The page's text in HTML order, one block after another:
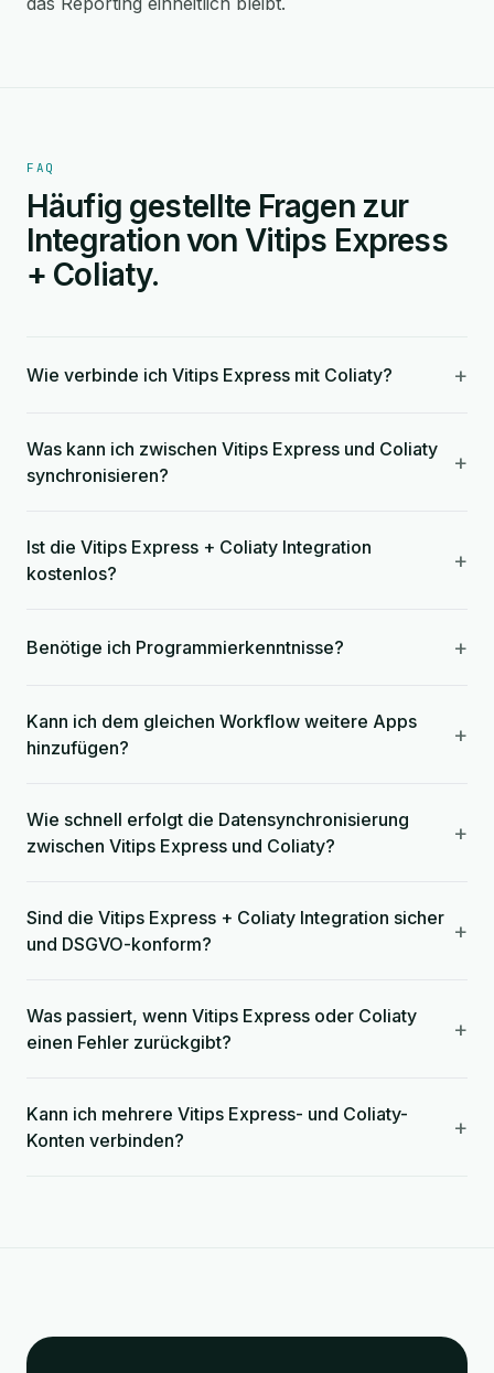
FAQ
Häufig gestellte Fragen zur
Integration von Vitips Express
+ Coliaty.
Wie verbinde ich Vitips Express mit Coliaty? +
Was kann ich zwischen Vitips Express und Coliaty
synchronisieren?
+
Ist die Vitips Express + Coliaty Integration
kostenlos?
+
Benötige ich Programmierkenntnisse? +
Kann ich dem gleichen Workflow weitere Apps
hinzufügen?
+
Wie schnell erfolgt die Datensynchronisierung
zwischen Vitips Express und Coliaty?
+
Sind die Vitips Express + Coliaty Integration sicher
und DSGVO-konform?
+
Was passiert, wenn Vitips Express oder Coliaty
einen Fehler zurückgibt?
+
Kann ich mehrere Vitips Express- und Coliaty-
Konten verbinden?
+